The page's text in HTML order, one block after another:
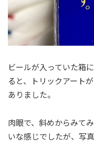
ビールが入っていた箱
ると、トリックアート
ありました。
肉眼で、斜めからみて
いな感じでしたが、写